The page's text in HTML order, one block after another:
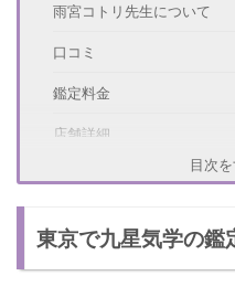
雨宮コトリ先生について
口コミ
鑑定料金
店舗詳細
東京で九星気学の鑑定がよく
彩乃先生について
口コミ
目次
東京で九星気学の鑑